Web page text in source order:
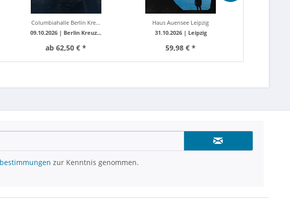
Columbiahalle Berlin Kre...
09.10.2026 | Berlin Kreuz...
ab 62,50 € *
Haus Auensee Leipzig
31.10.2026 | Leipzig
59,98 € *
zur Kenntnis genommen.